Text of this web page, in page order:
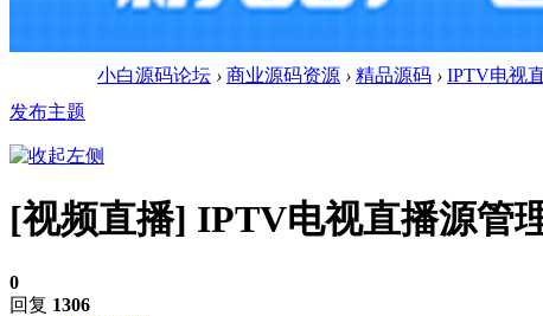
小白源码论坛 › 商业源码资源 › 精品源码 › IPTV电视
发布主题
[视频直播] IPTV电视直播源管
0
回复 1306